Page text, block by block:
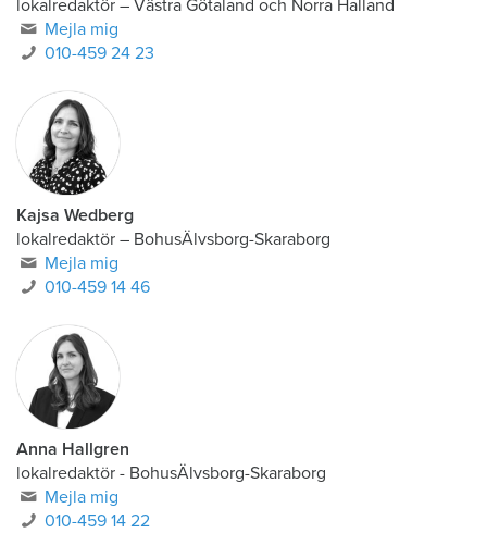
lokalredaktör – Västra Götaland och Norra Halland
Mejla mig
010-459 24 23
Kajsa Wedberg
lokalredaktör – BohusÄlvsborg-Skaraborg
Mejla mig
010-459 14 46
Anna Hallgren
lokalredaktör - BohusÄlvsborg-Skaraborg
Mejla mig
010-459 14 22